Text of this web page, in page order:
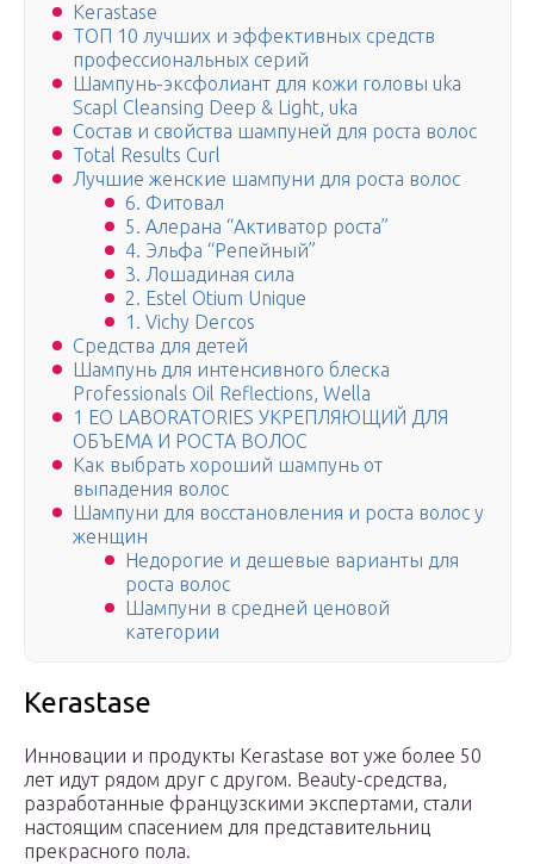
Kerastase
ТОП 10 лучших и эффективных средств
профессиональных серий
Шампунь-эксфолиант для кожи головы uka
Scapl Cleansing Deep & Light, uka
Состав и свойства шампуней для роста волос
Total Results Curl
Лучшие женские шампуни для роста волос
6. Фитовал
5. Алерана “Активатор роста”
4. Эльфа “Репейный”
3. Лошадиная сила
2. Estel Otium Unique
1. Vichy Dercos
Средства для детей
Шампунь для интенсивного блеска
Professionals Oil Reflections, Wella
1 EO LABORATORIES УКРЕПЛЯЮЩИЙ ДЛЯ
ОБЪЕМА И РОСТА ВОЛОС
Как выбрать хороший шампунь от
выпадения волос
Шампуни для восстановления и роста волос у
женщин
Недорогие и дешевые варианты для
роста волос
Шампуни в средней ценовой
категории
Kerastase
Инновации и продукты Kerastase вот уже более 50
лет идут рядом друг с другом. Beauty-средства,
разработанные французскими экспертами, стали
настоящим спасением для представительниц
прекрасного пола.